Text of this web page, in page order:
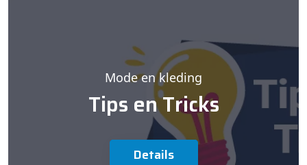
Mode en kleding
Tips en Tricks
Details